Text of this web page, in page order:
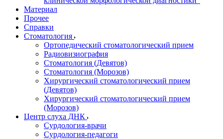
Материал
Прочее
Справки
Стоматология
Ортопедический стоматологический прием
Радиовизиография
Стоматология (Девятов)
Стоматология (Морозов)
Хирургический стоматологический прием
(Девятов)
Хирургический стоматологический прием
(Морозов)
Центр слуха ДНК
Сурдология-врачи
Сурдология-педагоги